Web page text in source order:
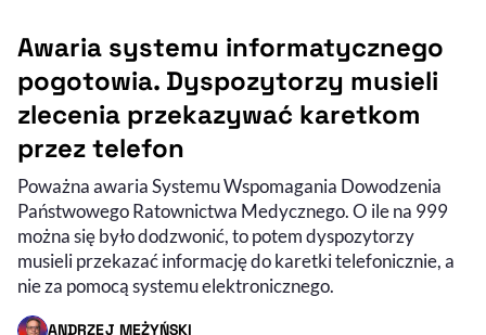
Awaria systemu informatycznego
pogotowia. Dyspozytorzy musieli
zlecenia przekazywać karetkom
przez telefon
Poważna awaria Systemu Wspomagania Dowodzenia
Państwowego Ratownictwa Medycznego. O ile na 999
można się było dodzwonić, to potem dyspozytorzy
musieli przekazać informację do karetki telefonicznie, a
nie za pomocą systemu elektronicznego.
ANDRZEJ MĘŻYŃSKI